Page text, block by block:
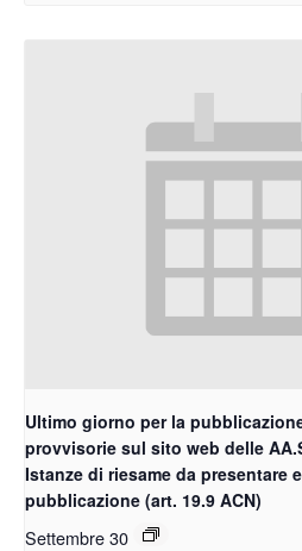
Ultimo giorno per la
provvisorie sul sito web delle
Istanze di riesame da presentare
pubblicazione (art. 19.9 ACN)
Settembre 30